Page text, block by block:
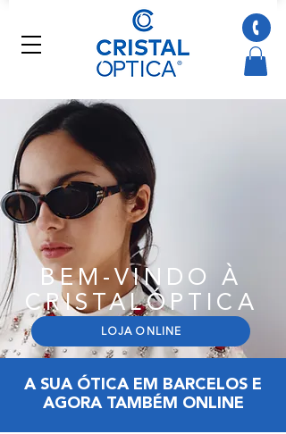
BEM-VINDO À
CRISTALÓPTICA
LOJA ONLINE
A SUA ÓTICA EM BARCELOS E
AGORA TAMBÉM ONLINE